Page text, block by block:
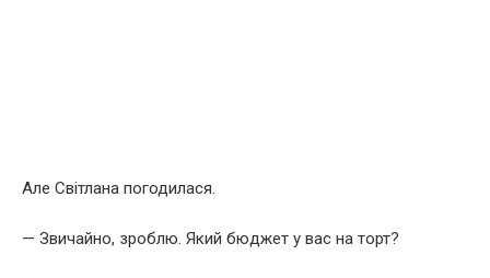
Але Світлана погодилася.
— Звичайно, зроблю. Який бюджет у вас на торт?